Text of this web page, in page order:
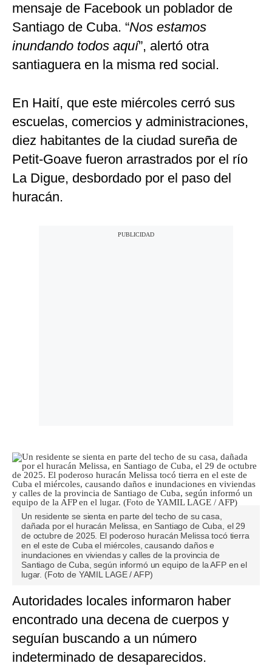
mensaje de Facebook un poblador de
Santiago de Cuba. “Nos estamos
inundando todos aquí”, alertó otra
santiaguera en la misma red social.
En Haití, que este miércoles cerró sus
escuelas, comercios y administraciones,
diez habitantes de la ciudad sureña de
Petit-Goave fueron arrastrados por el río
La Digue, desbordado por el paso del
huracán.
Un residente se sienta en parte del techo de su casa,
dañada por el huracán Melissa, en Santiago de Cuba, el 29
de octubre de 2025. El poderoso huracán Melissa tocó tierra
en el este de Cuba el miércoles, causando daños e
inundaciones en viviendas y calles de la provincia de
Santiago de Cuba, según informó un equipo de la AFP en el
lugar. (Foto de YAMIL LAGE / AFP)
Autoridades locales informaron haber
encontrado una decena de cuerpos y
seguían buscando a un número
indeterminado de desaparecidos.